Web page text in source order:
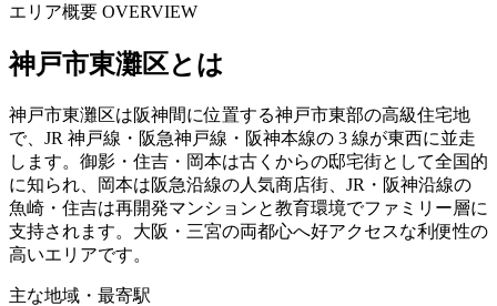
エリア概要 OVERVIEW
神戸市東灘区とは
神戸市東灘区は阪神間に位置する神戸市東部の高級住宅地
で、JR 神戸線・阪急神戸線・阪神本線の 3 線が東西に並走
します。御影・住吉・岡本は古くからの邸宅街として全国的
に知られ、岡本は阪急沿線の人気商店街、JR・阪神沿線の
魚崎・住吉は再開発マンションと教育環境でファミリー層に
支持されます。大阪・三宮の両都心へ好アクセスな利便性の
高いエリアです。
主な地域・最寄駅